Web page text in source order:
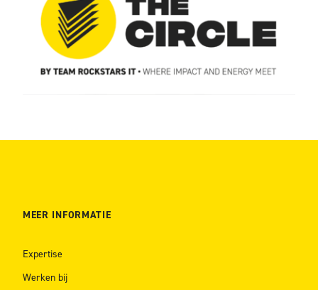
MEER INFORMATIE
Expertise
Werken bij